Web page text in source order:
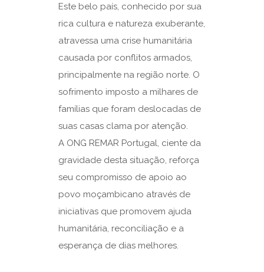
Este belo país, conhecido por sua
rica cultura e natureza exuberante,
atravessa uma crise humanitária
causada por conflitos armados,
principalmente na região norte. O
sofrimento imposto a milhares de
famílias que foram deslocadas de
suas casas clama por atenção.
A ONG REMAR Portugal, ciente da
gravidade desta situação, reforça
seu compromisso de apoio ao
povo moçambicano através de
iniciativas que promovem ajuda
humanitária, reconciliação e a
esperança de dias melhores.